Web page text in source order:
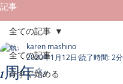
記事
全ての記事
今すぐ始める
全ての記事
1周年✨
karen mashino
2020年1月12日 読了時間: 2分